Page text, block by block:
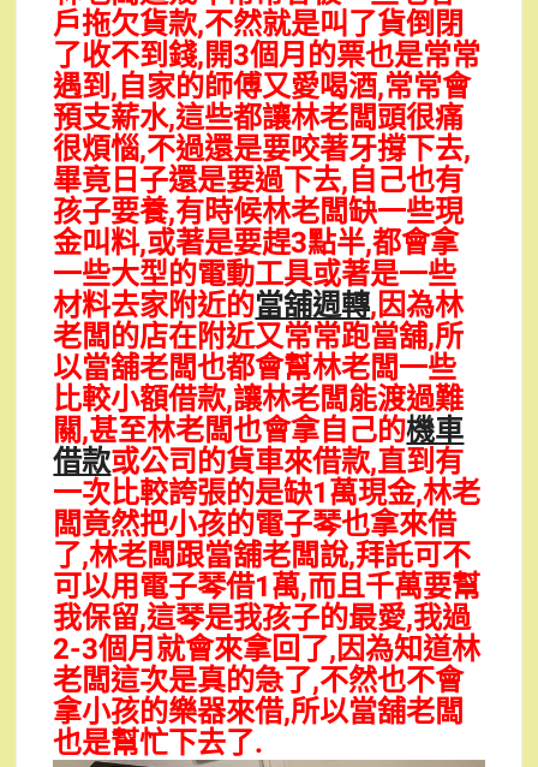
戶拖欠貨款,不然就是叫了貨倒閉
了收不到錢,開3個月的票也是常常
遇到,自家的師傅又愛喝酒,常常會
預支薪水,這些都讓林老闆頭很痛
很煩惱,不過還是要咬著牙撐下去,
畢竟日子還是要過下去,自己也有
孩子要養,有時候林老闆缺一些現
金叫料,或著是要趕3點半,都會拿
一些大型的電動工具或著是一些
材料去家附近的當舖週轉,因為林
老闆的店在附近又常常跑當舖,所
以當舖老闆也都會幫林老闆一些
比較小額借款,讓林老闆能渡過難
關,甚至林老闆也會拿自己的機車
借款或公司的貨車來借款,直到有
一次比較誇張的是缺1萬現金,林老
闆竟然把小孩的電子琴也拿來借
了,林老闆跟當舖老闆說,拜託可不
可以用電子琴借1萬,而且千萬要幫
我保留,這琴是我孩子的最愛,我過
2-3個月就會來拿回了,因為知道林
老闆這次是真的急了,不然也不會
拿小孩的樂器來借,所以當舖老闆
也是幫忙下去了.